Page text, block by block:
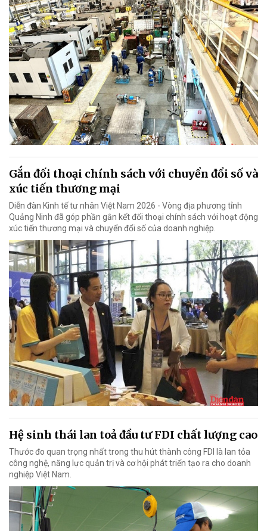
Gắn đối thoại chính sách với chuyển đổi số và
xúc tiến thương mại
Diễn đàn Kinh tế tư nhân Việt Nam 2026 - Vòng địa phương tỉnh
Quảng Ninh đã góp phần gắn kết đối thoại chính sách với hoạt động
xúc tiến thương mại và chuyển đổi số của doanh nghiệp.
Hệ sinh thái lan toả đầu tư FDI chất lượng cao
Thước đo quan trọng nhất trong thu hút thành công FDI là lan tỏa
công nghệ, năng lực quản trị và cơ hội phát triển tạo ra cho doanh
nghiệp Việt Nam.